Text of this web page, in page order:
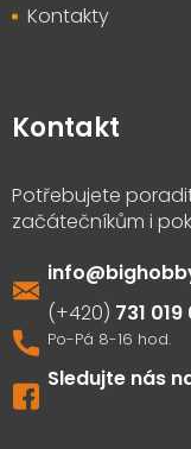
Kontakty
Kontakt
info@
731 019
Sledujte nás